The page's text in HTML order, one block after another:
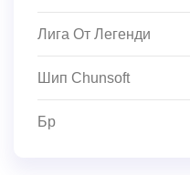
Лига От Легенди
Шип Chunsoft
Бр